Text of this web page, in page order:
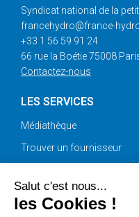
Syndicat national de la
francehydro@france-
+33 1 56 59 91 24
66 rue la Boétie 75008
Contactez-nous
LES SERVICES
Médiathèque
Trouver un fournisseur
SUIVEZ-NOUS
Salut c'est nous...
les Cookies !